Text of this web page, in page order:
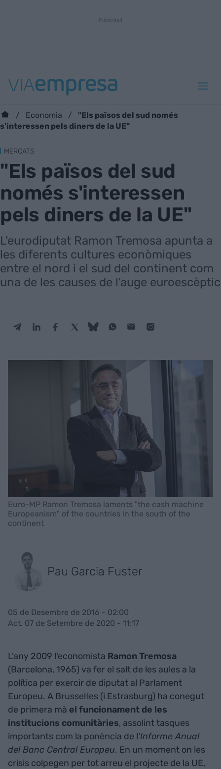
Economia
"Els països del sud només
s'interessen pels diners de la UE"
MERCATS
"Els països del sud
només s'interessen
pels diners de la UE"
L'eurodiputat Ramon Tremosa apunta a
les diferents cultures econòmiques
entre el nord i el sud del continent com
una de les causes de l'auge euroescèptic
Euro-MP Ramon Tremosa laments "the cash machine
Europeanism" of the countries in the south of the
continent
Pau Garcia Fuster
05 de Desembre de 2016 - 02:00
Act. 07 de Setembre de 2020 - 11:17
L'any 2009 l'economista Ramon Tremosa
(Barcelona, 1965) va fer el salt de les aules a la
política per exercir de diputat al Parlament
Europeu. A Brussel·les (i Estrasburg) ha conegut
de primera mà el funcionament de les
institucions comunitàries, assolint tasques
importants com la ponència de l'Informe Anual
del Banc Central Europeu. En un moment on les
crisis colpegen per tot arreu el projecte de la UE,